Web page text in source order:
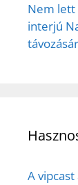
Nem lett
interjú
A